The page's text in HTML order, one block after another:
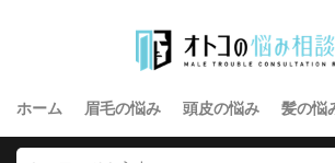
ホーム 眉毛の悩み 頭皮の悩み 髪の悩